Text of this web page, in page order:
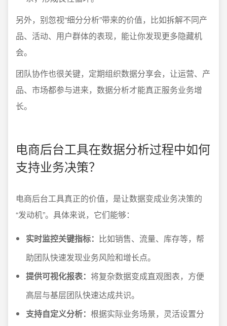
另外，别忽视“细分分析”带来的价值，比如拆解不同产
品、活动、用户群体的表现，能让你发现更多隐藏机
会。
团队协作也很关键，定期组织数据分享会，让运营、产
品、市场都参与进来，数据分析才能真正服务业务增
长。
电商后台工具在数据分析过程中如何
支持业务决策？
电商后台工具真正的价值，是让数据变成业务决策的
“发动机”。具体来说，它们能够：
实时监控关键指标： 比如销售、流量、库存等，帮
助团队快速发现业务风险和增长点。
提供可视化报表： 将复杂数据变成直观图表，方便
高层与基层团队快速达成共识。
支持自定义分析： 根据实际业务场景，灵活设置分